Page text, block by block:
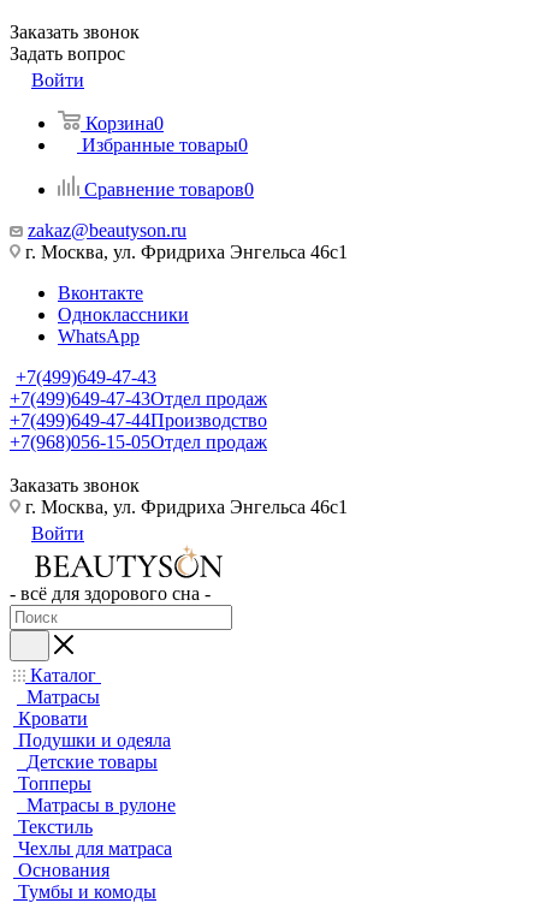
Заказать звонок
Задать вопрос
Войти
Корзина0
Избранные товары0
Сравнение товаров0
zakaz@beautyson.ru
г. Москва, ул. Фридриха Энгельса 46с1
Вконтакте
Одноклассники
WhatsApp
+7(499)649-47-43
+7(499)649-47-43Отдел продаж
+7(499)649-47-44Производство
+7(968)056-15-05Отдел продаж
Заказать звонок
г. Москва, ул. Фридриха Энгельса 46с1
Войти
- всё для здорового сна -
Каталог
Матрасы
Кровати
Подушки и одеяла
Детские товары
Топперы
Матрасы в рулоне
Текстиль
Чехлы для матраса
Основания
Тумбы и комоды